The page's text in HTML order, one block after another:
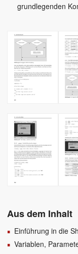
grundlegenden
Aus dem Inhalt
Einführung in die
Variablen,